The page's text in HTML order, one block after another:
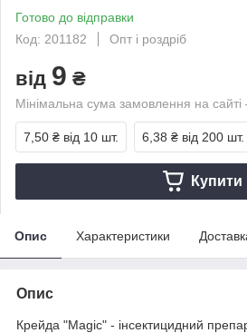
Готово до відправки
Код: 201182
Опт і роздріб
від 9 ₴
Мінімальна сума замовлення на
7,50 ₴ від 10 шт. 6,38 ₴ від 200 шт.
Купити
Опис Характеристики
Опис
Крейда "Magic" - інсектицидний